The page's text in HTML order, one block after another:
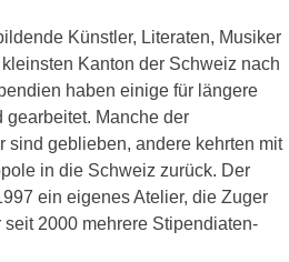
Künstler, Literaten, Musiker
Kanton der Schweiz nach
haben einige für längere
gearbeitet. Manche der
sind geblieben, andere kehrten mit
in die Schweiz zurück. Der
ein eigenes Atelier, die Zuger
2000 mehrere Stipendiaten-